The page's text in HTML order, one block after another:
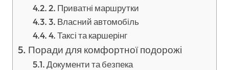
2. Приватні маршрутки
3. Власний автомобіль
4. Таксі та каршерінг
Поради для комфортної подорожі
Документи та безпека